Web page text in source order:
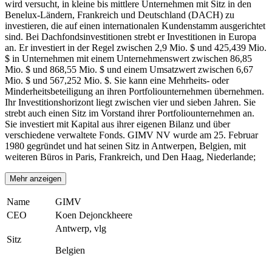
wird versucht, in kleine bis mittlere Unternehmen mit Sitz in den
Benelux-Ländern, Frankreich und Deutschland (DACH) zu
investieren, die auf einen internationalen Kundenstamm ausgerichtet
sind. Bei Dachfondsinvestitionen strebt er Investitionen in Europa
an. Er investiert in der Regel zwischen 2,9 Mio. $ und 425,439 Mio.
$ in Unternehmen mit einem Unternehmenswert zwischen 86,85
Mio. $ und 868,55 Mio. $ und einem Umsatzwert zwischen 6,67
Mio. $ und 567,252 Mio. $. Sie kann eine Mehrheits- oder
Minderheitsbeteiligung an ihren Portfoliounternehmen übernehmen.
Ihr Investitionshorizont liegt zwischen vier und sieben Jahren. Sie
strebt auch einen Sitz im Vorstand ihrer Portfoliounternehmen an.
Sie investiert mit Kapital aus ihrer eigenen Bilanz und über
verschiedene verwaltete Fonds. GIMV NV wurde am 25. Februar
1980 gegründet und hat seinen Sitz in Antwerpen, Belgien, mit
weiteren Büros in Paris, Frankreich, und Den Haag, Niederlande;
Mehr anzeigen
Name
GIMV
CEO
Koen Dejonckheere
Sitz
Antwerp, vlg
Belgien